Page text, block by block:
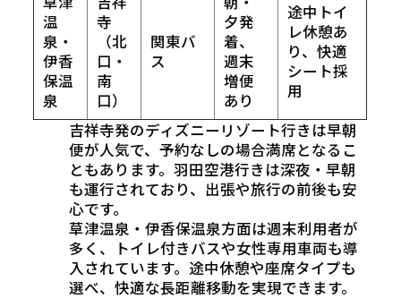
温
泉・
伊香
保温
泉
寺
（北
口・
南
口）
関東バ
ス
夕発
着、
週末
増便
あり
途中トイ
レ休憩あ
り、快適
シート採
用
吉祥寺発のディズニーリゾート行きは早朝
便が人気で、予約なしの場合満席となるこ
ともあります。羽田空港行きは深夜・早朝
も運行されており、出張や旅行の前後も安
心です。
草津温泉・伊香保温泉方面は週末利用者が
多く、トイレ付きバスや女性専用車両も導
入されています。途中休憩や座席タイプも
選べ、快適な長距離移動を実現できます。